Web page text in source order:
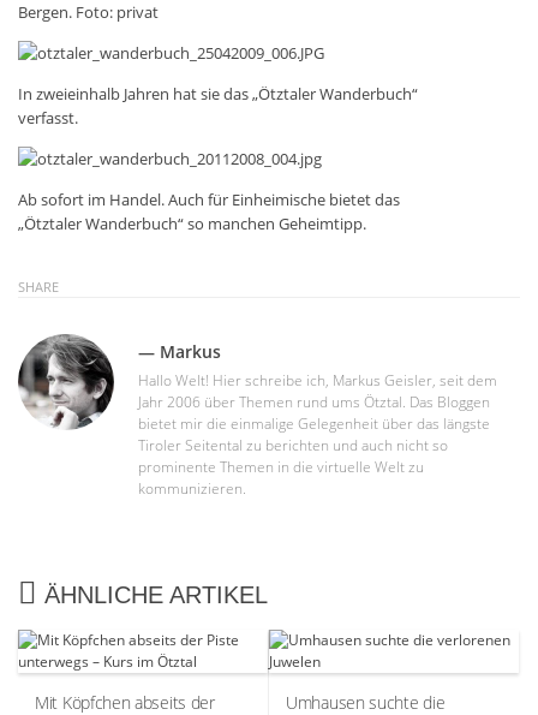
Bergen. Foto: privat
In zweieinhalb Jahren hat sie das „Ötztaler Wanderbuch“
verfasst.
Ab sofort im Handel. Auch für Einheimische bietet das
„Ötztaler Wanderbuch“ so manchen Geheimtipp.
SHARE
— Markus
Hallo Welt! Hier schreibe ich, Markus Geisler, seit dem
Jahr 2006 über Themen rund ums Ötztal. Das Bloggen
bietet mir die einmalige Gelegenheit über das längste
Tiroler Seitental zu berichten und auch nicht so
prominente Themen in die virtuelle Welt zu
kommunizieren.
ÄHNLICHE ARTIKEL
Mit Köpfchen abseits der
Umhausen suchte die